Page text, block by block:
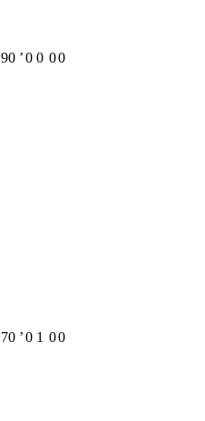
90 ʼ0 0 00
70 ʼ0 1 00